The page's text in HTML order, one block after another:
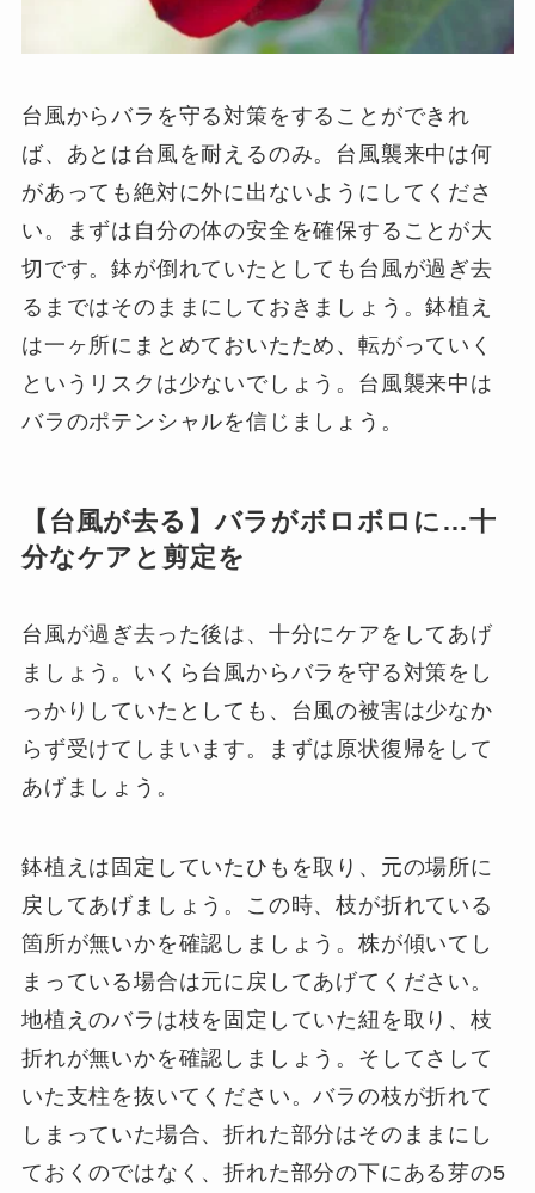
台風からバラを守る対策をすることができれ
ば、あとは台風を耐えるのみ。台風襲来中は何
があっても絶対に外に出ないようにしてくださ
い。まずは自分の体の安全を確保することが大
切です。鉢が倒れていたとしても台風が過ぎ去
るまではそのままにしておきましょう。鉢植え
は一ヶ所にまとめておいたため、転がっていく
というリスクは少ないでしょう。台風襲来中は
バラのポテンシャルを信じましょう。
【台風が去る】バラがボロボロに…十
分なケアと剪定を
台風が過ぎ去った後は、十分にケアをしてあげ
ましょう。いくら台風からバラを守る対策をし
っかりしていたとしても、台風の被害は少なか
らず受けてしまいます。まずは原状復帰をして
あげましょう。
鉢植えは固定していたひもを取り、元の場所に
戻してあげましょう。この時、枝が折れている
箇所が無いかを確認しましょう。株が傾いてし
まっている場合は元に戻してあげてください。
地植えのバラは枝を固定していた紐を取り、枝
折れが無いかを確認しましょう。そしてさして
いた支柱を抜いてください。バラの枝が折れて
しまっていた場合、折れた部分はそのままにし
ておくのではなく、折れた部分の下にある芽の5